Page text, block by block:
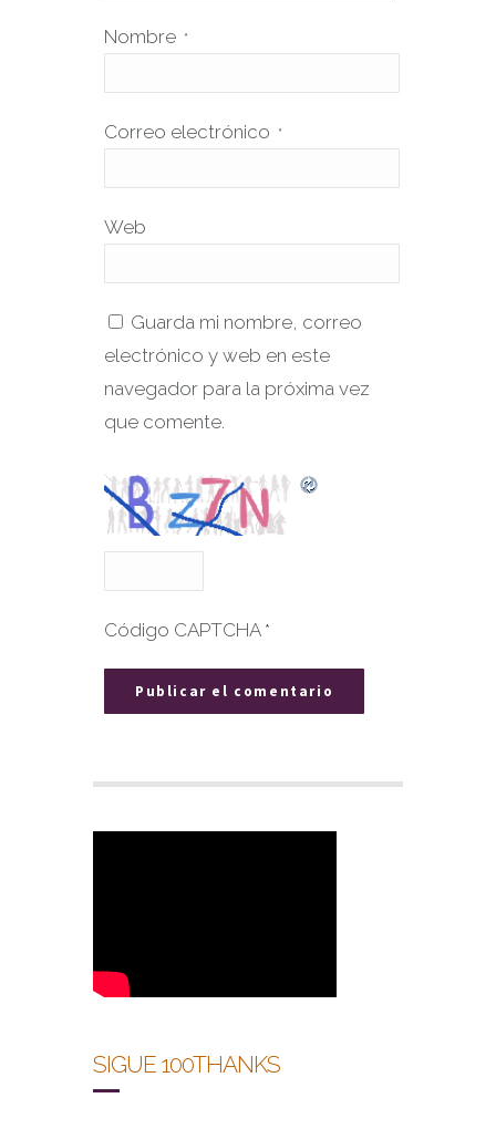
Nombre *
Correo electrónico *
Web
Guarda mi nombre, correo
electrónico y web en este
navegador para la próxima vez
que comente.
Código CAPTCHA *
SIGUE 100THANKS